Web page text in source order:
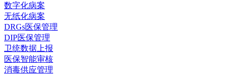
数字化病案
无纸化病案
DRGs医保管理
DIP医保管理
卫统数据上报
医保智能审核
消毒供应管理